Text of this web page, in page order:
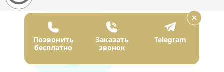
Наши врачи
Позвонить
бесплатно
Заказать
звонок
Telegram